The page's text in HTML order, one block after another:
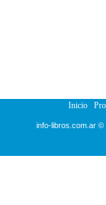
Inicio
info-libros.com.ar